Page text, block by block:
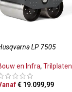
LP 7505
en Infra, Trilplaten
€ 19.099,99